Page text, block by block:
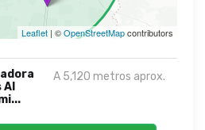
Leaflet | ©OpenStreetMapcontributors
A 5,120 metros aprox.